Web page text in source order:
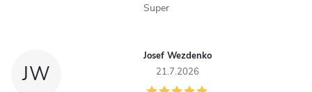
Super
JW
Josef Wezdenko
21.7.2026